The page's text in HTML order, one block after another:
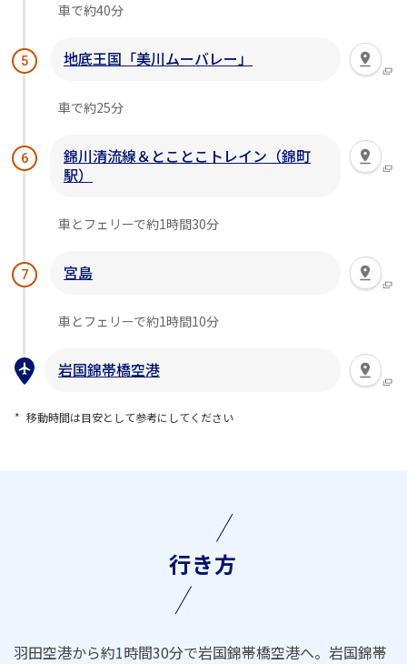
車で約40分
5 地底王国「美川ムーバレー」
車で約25分
6
錦川清流線＆とことこトレイン（錦町
駅）
車とフェリーで約1時間30分
7 宮島
車とフェリーで約1時間10分
岩国錦帯橋空港
移動時間は目安として参考にしてください
行き方
羽田空港から約1時間30分で岩国錦帯橋空港へ。岩国錦帯